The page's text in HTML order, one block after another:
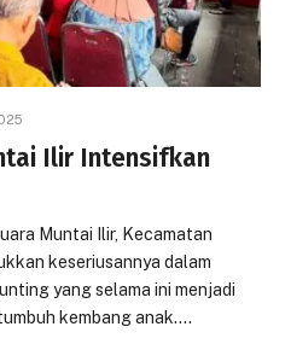
Ilir Intensifkan
Muntai Ilir, Kecamatan
keseriusannya dalam
yang selama ini menjadi
kembang anak.…